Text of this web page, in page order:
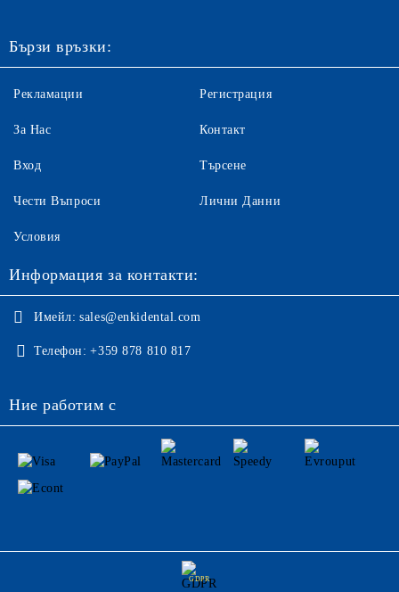
Бързи връзки:
Рекламации
За Нас
Вход
Чести Въпроси
Регистрация
Контакт
Търсене
Лични Данни
Условия
Информация за контакти:
Имейл: sales@enkidental.com
Телефон: +359 878 810 817
Ние работим с
GDPR